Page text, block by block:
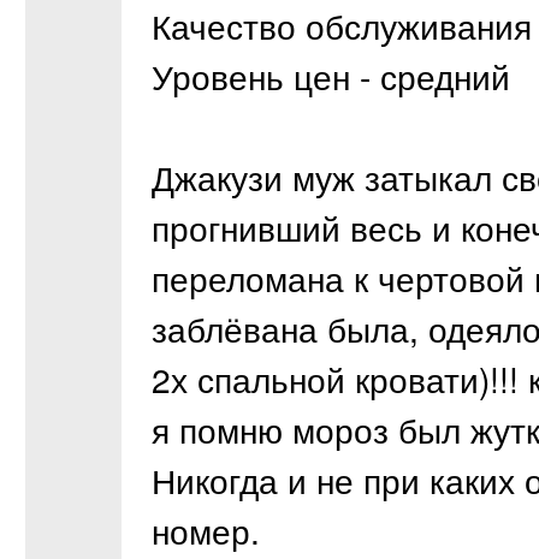
Качество
Уровень цен - средний
Джакузи муж затыкал
прогнивший весь и
переломана к
заблёвана была,
2х спальной
я помню мороз был
Никогда и не при каких
номер.